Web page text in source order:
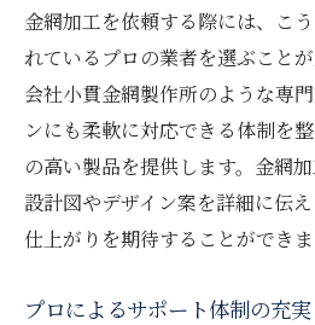
金網加工を依頼する際には、こ
れているプロの業者を選ぶこと
会社小貫金網製作所のような専
ンにも柔軟に対応できる体制を
の高い製品を提供します。金網
設計図やデザイン案を詳細に伝
仕上がりを期待することができま
プロによるサポート体制の充実